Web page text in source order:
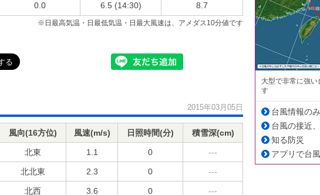
0.0 6.5 (14:30) 8.7
※日最高気温・日最低気温・日最大風速は、アメダス10分値です
2015年03月05日
風向(16方位) 風速(m/s) 日照時間(分) 積雪深(cm)
北東 1.1 0 ---
北北東 2.3 0 ---
北西 3.6 0 ---
大型で非常に強
す
台風情報の
台風の接近
知る防災
アプリで台